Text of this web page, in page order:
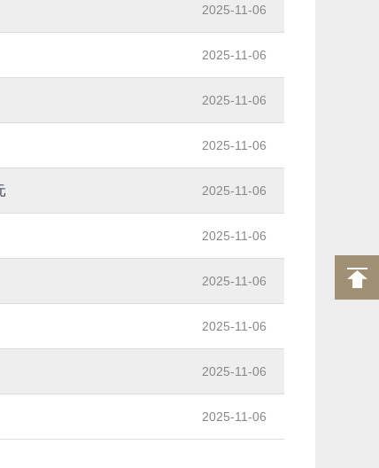
2025-11-06
2025-11-06
2025-11-06
2025-11-06
2025-11-06
2025-11-06
2025-11-06
2025-11-06
2025-11-06
2025-11-06